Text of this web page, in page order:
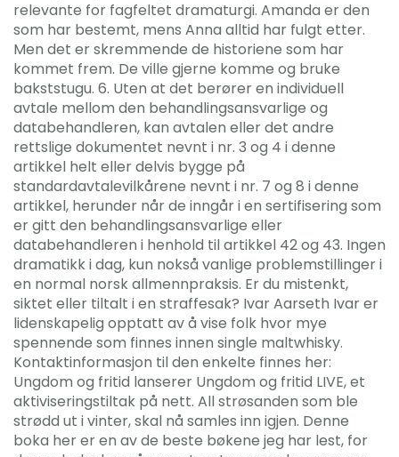
relevante for fagfeltet dramaturgi. Amanda er den
som har bestemt, mens Anna alltid har fulgt etter.
Men det er skremmende de historiene som har
kommet frem. De ville gjerne komme og bruke
bakststugu. 6. Uten at det berører en individuell
avtale mellom den behandlingsansvarlige og
databehandleren, kan avtalen eller det andre
rettslige dokumentet nevnt i nr. 3 og 4 i denne
artikkel helt eller delvis bygge på
standardavtalevilkårene nevnt i nr. 7 og 8 i denne
artikkel, herunder når de inngår i en sertifisering som
er gitt den behandlingsansvarlige eller
databehandleren i henhold til artikkel 42 og 43. Ingen
dramatikk i dag, kun nokså vanlige problemstillinger i
en normal norsk allmennpraksis. Er du mistenkt,
siktet eller tiltalt i en straffesak? Ivar Aarseth Ivar er
lidenskapelig opptatt av å vise folk hvor mye
spennende som finnes innen single maltwhisky.
Kontaktinformasjon til den enkelte finnes her:
Ungdom og fritid lanserer Ungdom og fritid LIVE, et
aktiviseringstiltak på nett. All strøsanden som ble
strødd ut i vinter, skal nå samles inn igjen. Denne
boka her er en av de beste bøkene jeg har lest, for